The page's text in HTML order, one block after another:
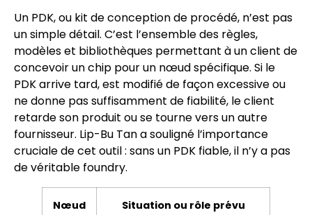
Un PDK, ou kit de conception de procédé, n’est pas
un simple détail. C’est l’ensemble des règles,
modèles et bibliothèques permettant à un client de
concevoir un chip pour un nœud spécifique. Si le
PDK arrive tard, est modifié de façon excessive ou
ne donne pas suffisamment de fiabilité, le client
retarde son produit ou se tourne vers un autre
fournisseur. Lip-Bu Tan a souligné l’importance
cruciale de cet outil : sans un PDK fiable, il n’y a pas
de véritable foundry.
Nœud
Situation ou rôle prévu